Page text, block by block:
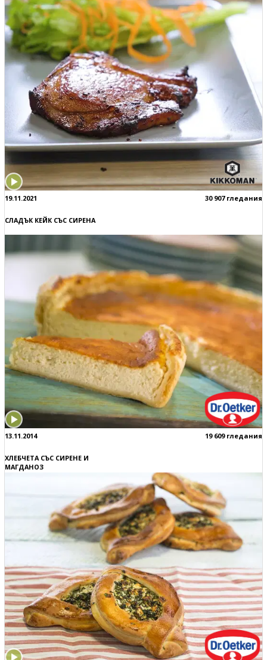
19.11.2021 30 907 гледания
СЛАДЪК КЕЙК СЪС СИРЕНА
13.11.2014 19 609 гледания
ХЛЕБЧЕТА СЪС СИРЕНЕ И
МАГДАНОЗ